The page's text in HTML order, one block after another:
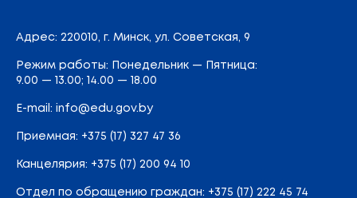
Адрес: 220010, г. Минск, ул. Советская, 9
Режим работы: Понедельник — Пятница:
9.00 — 13.00; 14.00 — 18.00
E-mail: info@edu.gov.by
Приемная: +375 (17) 327 47 36
Канцелярия: +375 (17) 200 94 10
Отдел по обращению граждан: +375 (17) 222 45 74